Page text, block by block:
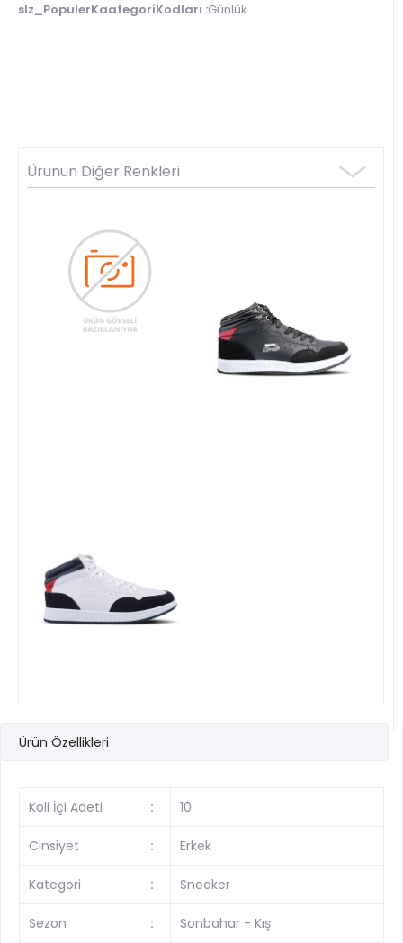
slz_PopulerKaategoriKodları :Günlük
Ürünün Diğer Renkleri
Ürün Özellikleri
Koli İçi Adeti : 10
Cinsiyet : Erkek
Kategori : Sneaker
Sezon : Sonbahar - Kış